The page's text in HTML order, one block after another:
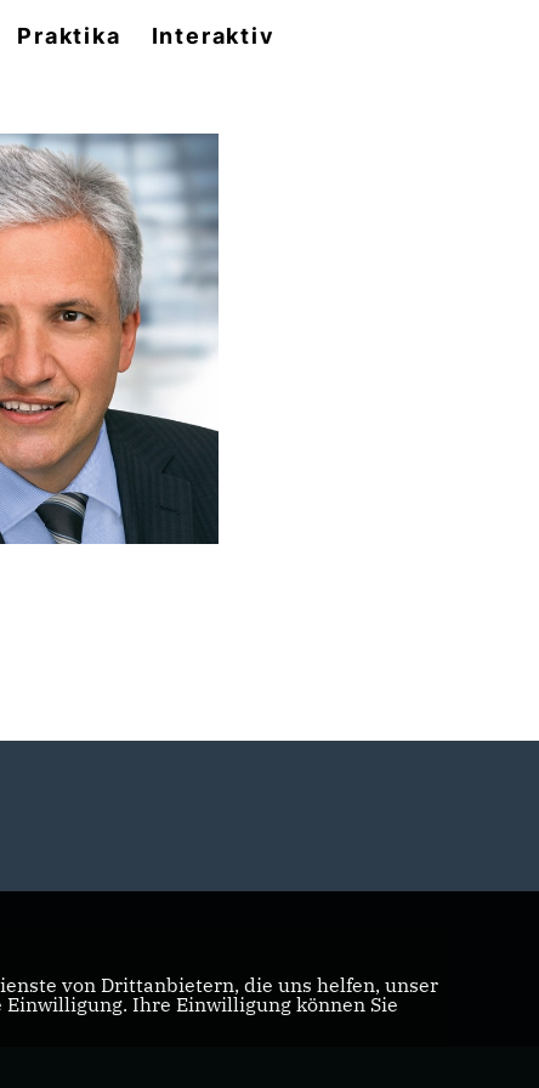
Praktika Interaktiv
von Drittanbietern, die uns helfen, unser
Ihre Einwilligung können Sie